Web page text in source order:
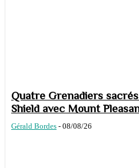
Quatre Grenadiers
Shield avec Mount
Gérald Bordes - 08/08/26